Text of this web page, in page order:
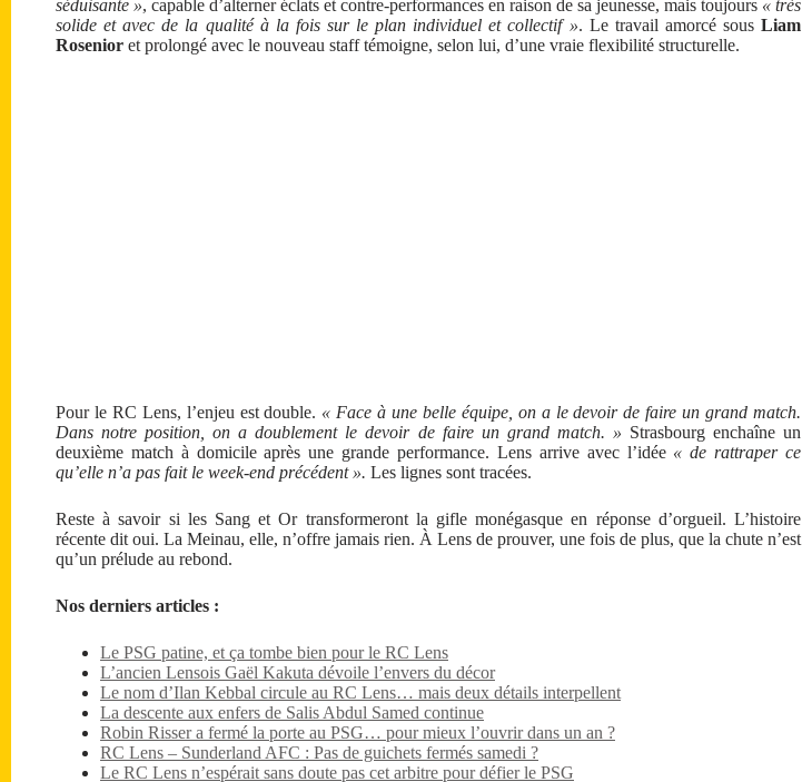
séduisante », capable d’alterner éclats et contre-performances en raison de sa jeunesse, mais toujours « très
solide et avec de la qualité à la fois sur le plan individuel et collectif ». Le travail amorcé sous Liam
Rosenior et prolongé avec le nouveau staff témoigne, selon lui, d’une vraie flexibilité structurelle.
Pour le RC Lens, l’enjeu est double. « Face à une belle équipe, on a le devoir de faire un grand match.
Dans notre position, on a doublement le devoir de faire un grand match. » Strasbourg enchaîne un
deuxième match à domicile après une grande performance. Lens arrive avec l’idée « de rattraper ce
qu’elle n’a pas fait le week-end précédent ». Les lignes sont tracées.
Reste à savoir si les Sang et Or transformeront la gifle monégasque en réponse d’orgueil. L’histoire
récente dit oui. La Meinau, elle, n’offre jamais rien. À Lens de prouver, une fois de plus, que la chute n’est
qu’un prélude au rebond.
Nos derniers articles :
Le PSG patine, et ça tombe bien pour le RC Lens
L’ancien Lensois Gaël Kakuta dévoile l’envers du décor
Le nom d’Ilan Kebbal circule au RC Lens… mais deux détails interpellent
La descente aux enfers de Salis Abdul Samed continue
Robin Risser a fermé la porte au PSG… pour mieux l’ouvrir dans un an ?
RC Lens – Sunderland AFC : Pas de guichets fermés samedi ?
Le RC Lens n’espérait sans doute pas cet arbitre pour défier le PSG